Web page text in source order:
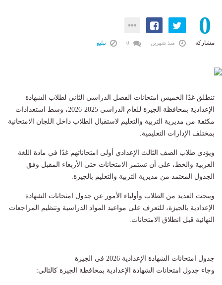
0
مشاركة منذ شهرين تبليغ
تنطلق غدًا الخميس امتحانات الفصل الدراسي الثاني لطلاب الشهادة
الإعدادية بمحافظة الجيزة للعام الدراسي 2025-2026، وسط استعدادات
مكثفة من مديرية التربية والتعليم لاستقبال الطلاب داخل اللجان الامتحانية
بمختلف الإدارات التعليمية.
ويؤدي طلاب الصف الثالث الإعدادي أولى امتحاناتهم غدًا في مادة اللغة
العربية والخط، على أن تستمر الامتحانات حتى الأربعاء المقبل وفق
الجدول المعتمد من مديرية التربية والتعليم بالجيزة.
ويبحث العديد من الطلاب وأولياء الأمور عن جدول امتحانات الشهادة
الإعدادية بالجيزة، للتعرف على مواعيد المواد الدراسية وتنظيم المراجعات
النهائية قبل انطلاق الامتحانات.
جدول امتحانات الشهادة الإعدادية 2026 في الجيزة
وجاء جدول امتحانات الشهادة الإعدادية بمحافظة الجيزة كالتالي: